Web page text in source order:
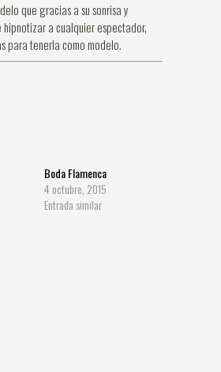
que gracias a su sonrisa y
a cualquier espectador,
para tenerla como modelo.
Boda Flamenca
4 octubre, 2015
Entrada similar